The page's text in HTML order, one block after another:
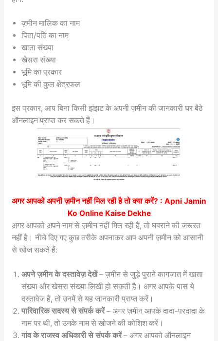
ज़मीन मालिक का नाम
पिता/पति का नाम
खाता संख्या
खेसरा संख्या
भूमि का प्रकार
भूमि की कुल क्षेत्रफल
इस प्रकार, आप बिना किसी झंझट के अपनी ज़मीन की जानकारी घर बैठे
ऑनलाइन प्राप्त कर सकते हैं।
अगर आपको अपनी ज़मीन नहीं मिल रही है तो क्या करें? : Apni Jamin
Ko Online Kaise Dekhe
अगर आपको अपने नाम से ज़मीन नहीं मिल रही है, तो घबराने की जरूरत
नहीं है। नीचे दिए गए कुछ तरीके अपनाकर आप अपनी ज़मीन को आसानी
से खोज सकते हैं:
अपने ज़मीन के दस्तावेज़ देखें– ज़मीन से जुड़े पुराने कागजात में खाता
संख्या और खेसरा संख्या लिखी हो सकती है। अगर आपके पास ये
दस्तावेज हैं, तो उनमें से यह जानकारी प्राप्त करें।
पारिवारिक सदस्य से संपर्क करें– अगर ज़मीन आपके दादा-परदादा के
नाम पर थी, तो उनके नाम से खोजने की कोशिश करें।
गांव के राजस्व अधिकारी से संपर्क करें– अगर आपको ऑनलाइन